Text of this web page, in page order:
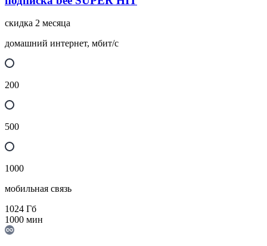
скидка 2 месяца
домашний интернет, мбит/с
200
500
1000
мобильная связь
1024 Гб
1000 мин